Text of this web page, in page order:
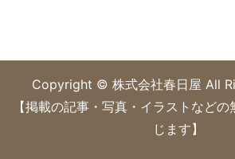
Copyright © 株式会社春日屋 All
【掲載の記事・写真・イラストなど
じます】